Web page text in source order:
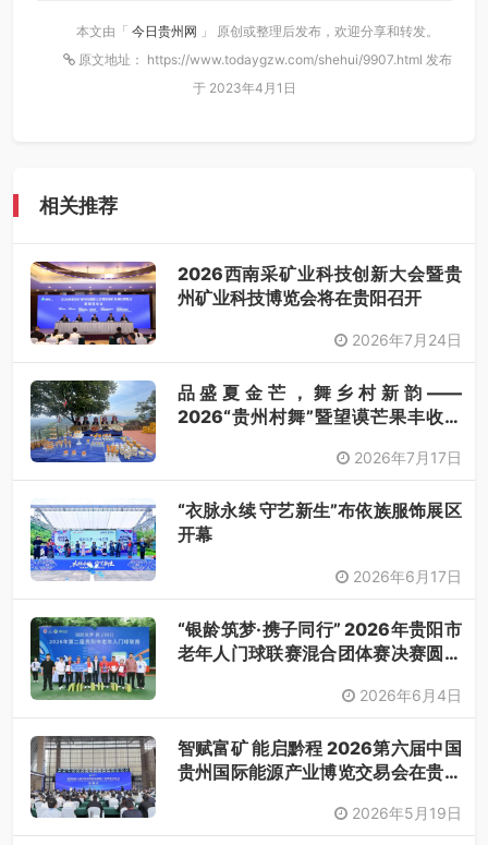
本文由「 今日贵州网 」 原创或整理后发布，欢迎分享和转发。
原文地址： https://www.todaygzw.com/shehui/9907.html 发布
于 2023年4月1日
相关推荐
2026西南采矿业科技创新大会暨贵
州矿业科技博览会将在贵阳召开
2026年7月24日
品盛夏金芒，舞乡村新韵——
2026“贵州村舞”暨望谟芒果丰收季
2026年7月17日
“衣脉永续 守艺新生”布依族服饰展区
开幕
2026年6月17日
“银龄筑梦·携子同行” 2026年贵阳市
老年人门球联赛混合团体赛决赛圆满
2026年6月4日
智赋富矿 能启黔程 2026第六届中国
贵州国际能源产业博览交易会在贵阳
2026年5月19日